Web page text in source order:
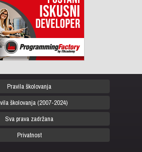
Pravila školovanja
školovanja (2007-2024)
Sva prava zadržana
Privatnost